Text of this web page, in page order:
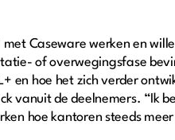
Caseware werken en
of overwegingsfase
en hoe het zich verder
vanuit de deelnemers. “Ik
hoe kantoren steeds